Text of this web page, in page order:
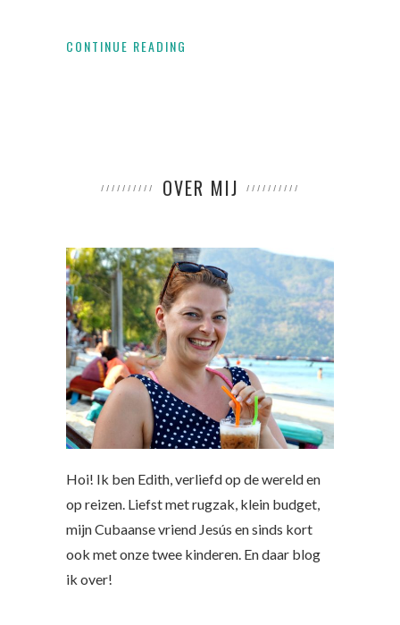
CONTINUE READING
OVER MIJ
Hoi! Ik ben Edith, verliefd op de wereld en
op reizen. Liefst met rugzak, klein budget,
mijn Cubaanse vriend Jesús en sinds kort
ook met onze twee kinderen. En daar blog
ik over!